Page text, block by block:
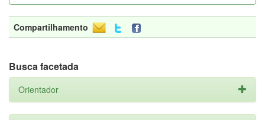
Compartilhamento
Busca facetada
Orientador